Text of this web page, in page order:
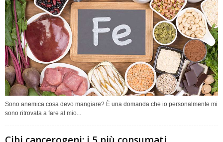
Sono anemica cosa devo mangiare? È una domanda che io personalmente mi
sono ritrovata a fare al mio...